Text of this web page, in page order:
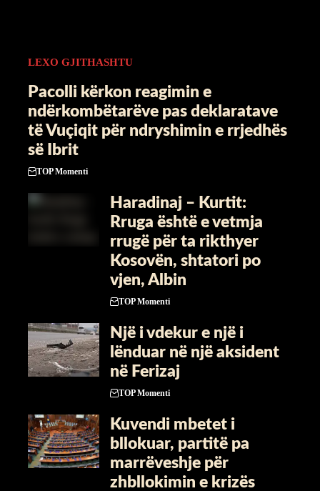
LEXO GJITHASHTU
Pacolli kërkon reagimin e
ndërkombëtarëve pas deklaratave
të Vuçiqit për ndryshimin e rrjedhës
së Ibrit
TOP Momenti
Haradinaj – Kurtit:
Rruga është e vetmja
rrugë për ta rikthyer
Kosovën, shtatori po
vjen, Albin
TOP Momenti
Një i vdekur e një i
lënduar në një aksident
në Ferizaj
TOP Momenti
Kuvendi mbetet i
bllokuar, partitë pa
marrëveshje për
zhbllokimin e krizës